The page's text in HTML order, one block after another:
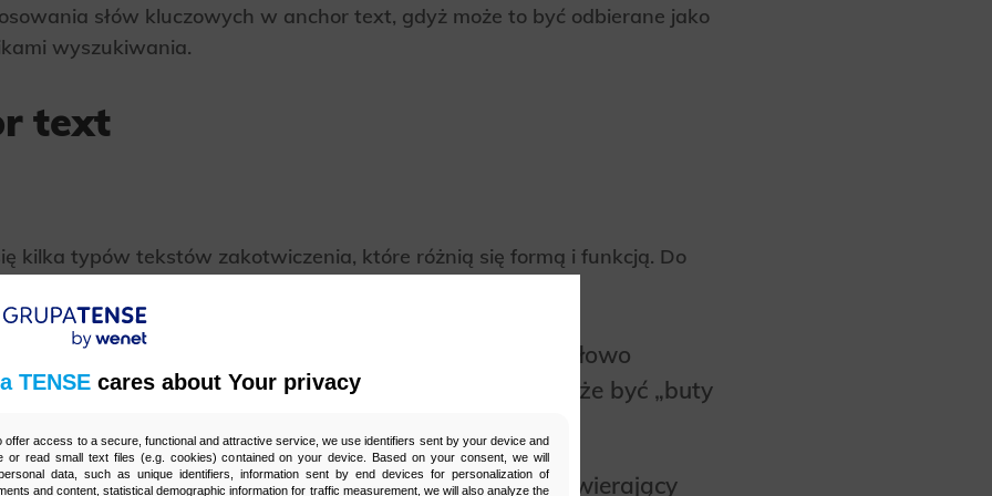
TENSE cares about Your privacy
offer access to a secure, functional and attractive service, we use identifiers sent by your device and
or read small text files (e.g. cookies) contained on your device. Based on your consent, we will
data, such as unique identifiers, information sent by end devices for personalization of
and content, statistical demographic information for traffic measurement, we will also analyze the
słów kluczowych w anchor text, gdyż może to być odbierane jako
wyszukiwania.
text
kilka typów tekstów zakotwiczenia, które różnią się formą i funkcją. Do
match)
– anchor text zawierający dokładne słowo
dana strona jest optymalizowana. Przykładem może być „buty
docelowa oferuje takie produkty.
kluczowe (partial match)– tekst zakotwiczenia zawierający